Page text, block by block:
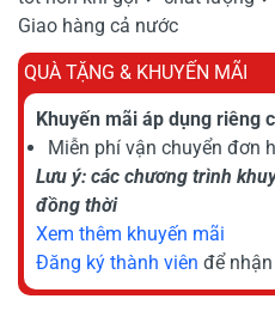
Giao hàng cả nước
QUÀ TẶNG & KHUYẾN MÃI
Khuyến mãi áp dụng riêng
Miễn phí vận chuyển đơn
Lưu ý: các chương trình
đồng thời
Xem thêm khuyến mãi
Đăng ký thành viên để